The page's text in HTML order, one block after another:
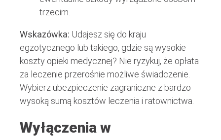
trzecim.
Wskazówka: Udajesz się do kraju
egzotycznego lub takiego, gdzie są wysokie
koszty opieki medycznej? Nie ryzykuj, że opłata
za leczenie przerośnie możliwe świadczenie.
Wybierz ubezpieczenie zagraniczne z bardzo
wysoką sumą kosztów leczenia i ratownictwa.
Wyłączenia w